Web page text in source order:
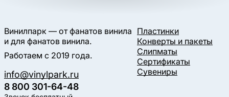
Винилпарк — от фанатов винила
и для фанатов винила.
Работаем с 2019 года.
info@vinylpark.ru
8 800 301-64-48
Пластинки
Конверты и пакеты
Слипматы
Сертификаты
Сувениры